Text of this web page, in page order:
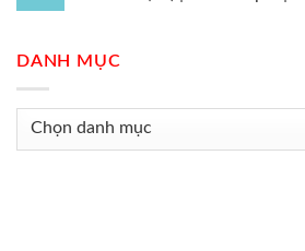
DANH MỤC
Danh